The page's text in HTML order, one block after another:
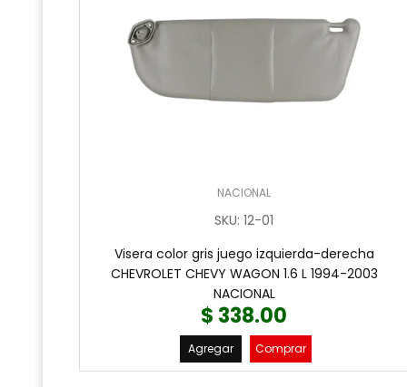
NACIONAL
SKU:12-01
Visera color gris juego izquierda-derecha
CHEVROLET CHEVY WAGON 1.6 L 1994-2003
NACIONAL
$ 338.00
Agregar Comprar